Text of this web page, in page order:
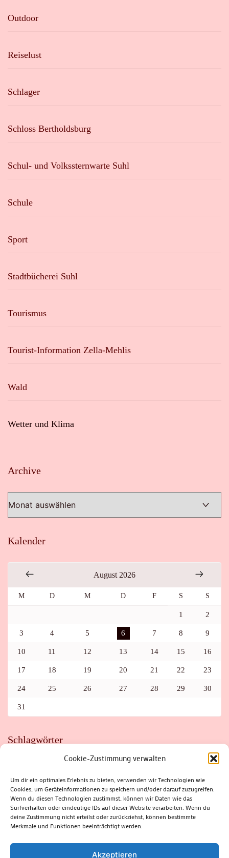
Cookie-Zustimmung verwalten
Um dir ein optimales Erlebnis zu bieten, verwenden wir Technologien wie
Cookies, um Geräteinformationen zu speichern und/oder darauf zuzugreifen.
Wenn du diesen Technologien zustimmst, können wir Daten wie das
Surfverhalten oder eindeutige IDs auf dieser Website verarbeiten. Wenn du
deine Zustimmung nicht erteilst oder zurückziehst, können bestimmte
Merkmale und Funktionen beeinträchtigt werden.
Akzeptieren
Outdoor
Reiselust
Schlager
Schloss Bertholdsburg
Schul- und Volkssternwarte Suhl
Schule
Sport
Stadtbücherei Suhl
Tourismus
Tourist-Information Zella-Mehlis
Wald
Wetter und Klima
Archive
Kalender
August 2026
M D M D F S S
1 2
3 4 5 6 7 8 9
10 11 12 13 14 15 16
17 18 19 20 21 22 23
24 25 26 27 28 29 30
31
Schlagwörter
FAHRRAD
FLOHMARKT FOLK GEWINNSPIEL
HITZE
HITZEFALLE AUTO
IRISH DANCE JAZZ
KABARETT
KINDER
KIRMES KLASSIK
KLEINE SUHLER REIHE
KRIMI
KULTUR LESUNG LOTTO
MEININGEN
PARASITEN
PILZE SCHLEUSINGEN
SCHULWEG
SOMMERFERIEN
SPORT SRH
STADTFEST
STADTMARKETING
STRASSENSPERRUNG
SUHL
SUHLER FRÜHLING
SUHLER STADTMARKETING
THÜRINGER WALD
ZELLA-MEHLIS